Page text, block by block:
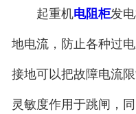
起重机电阻柜发
地电流，防止各种过
接地可以把故障电流
灵敏度作用于跳闸，